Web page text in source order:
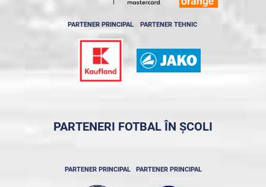
PARTENER PRINCIPAL PARTENER TEHNIC
PARTENERI FOTBAL ÎN ȘCOLI
PARTENER PRINCIPAL PARTENER PRINCIPAL